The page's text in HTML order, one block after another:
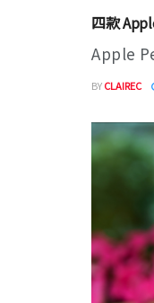
四款
Apple
BYCLAIREC